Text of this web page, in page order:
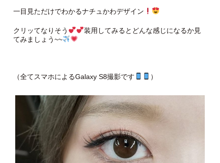
一目見ただけでわかるナチュかわデザイン
クリッてなりそう
装用してみるとどんな感じになるか見
てみましょう~~
（全てスマホによるGalaxy S8撮影です ）